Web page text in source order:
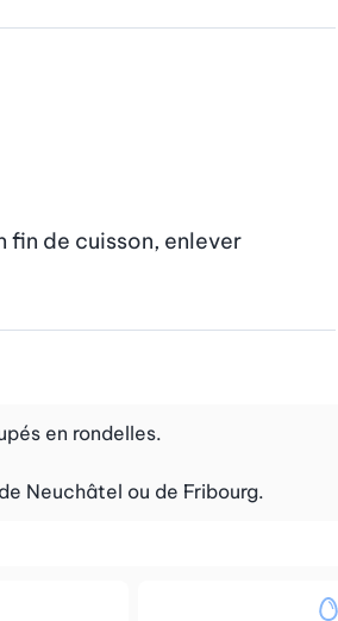
fin de cuisson, enlever
en rondelles.
Neuchâtel ou de Fribourg.